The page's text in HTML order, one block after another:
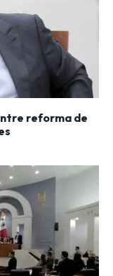
reforma de